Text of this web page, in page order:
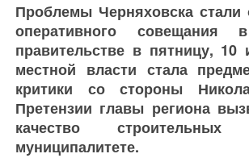
Проблемы Черняховска стали
оперативного совещания
правительстве в пятницу, 10
местной власти стала
критики со стороны
Претензии главы региона
качество
муниципалитете.